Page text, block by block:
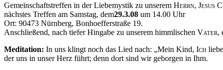
Gemeinschaftstreffen in der Liebemystik zu unserem Herrn, Jesus
nächstes Treffen am Samstag, dem29.3.08 um 14.00 Uhr
Ort: 90473 Nürnberg, Bonhoefferstraße 19.
Anschließend, nach tiefer Hingabe zu unserem himmlischen Vater,
Meditation: In uns klingt noch das Lied nach: „Mein Kind, Ich
der uns in unser Herz führt; denn dort sind wir geborgen in Ihm.